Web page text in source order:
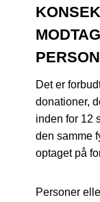
Det er
donationer,
inden for 12
den samme
optaget på
Personer